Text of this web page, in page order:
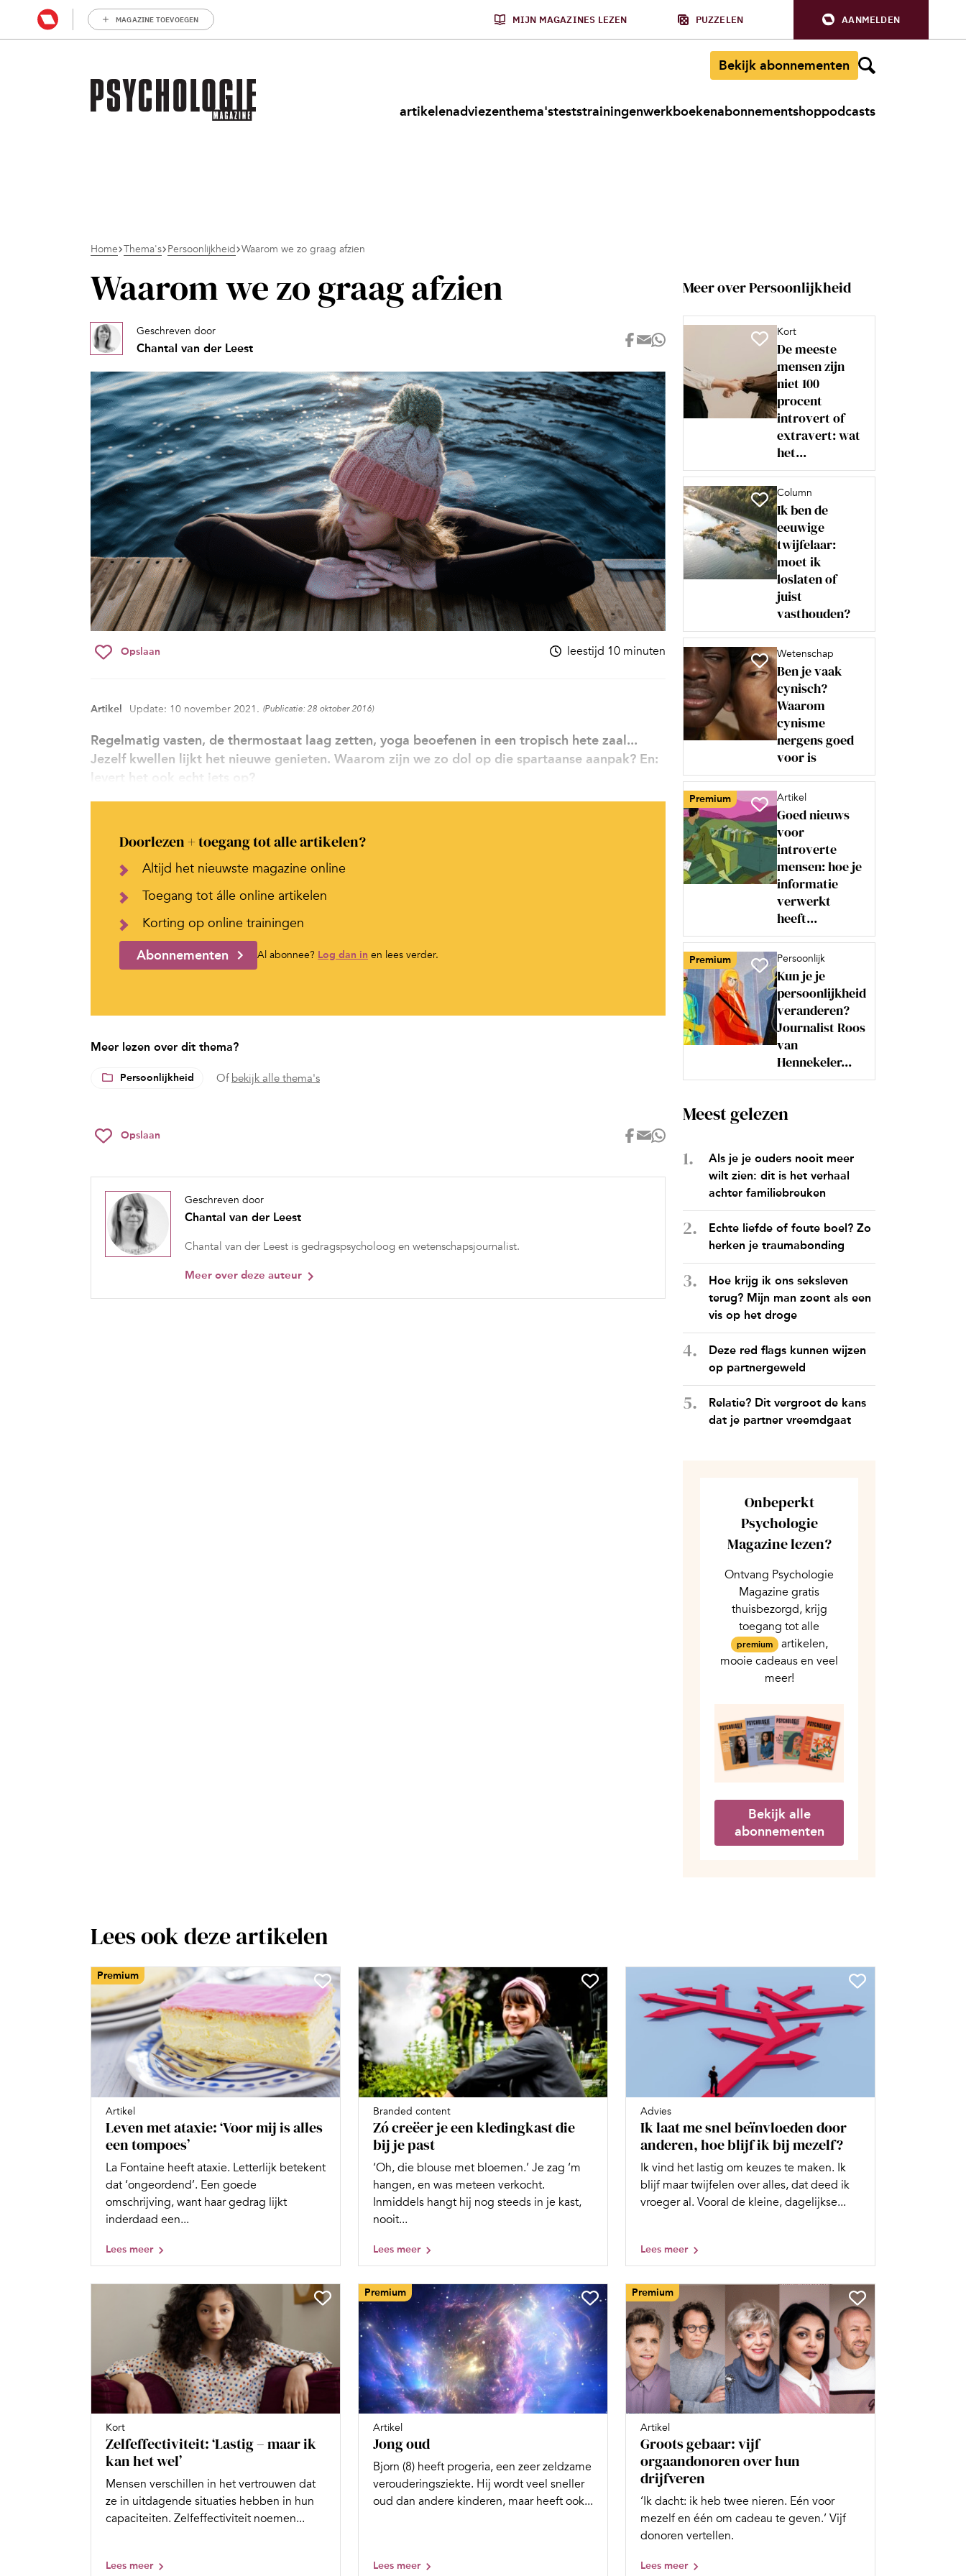
MAGAZINE TOEVOEGEN MIJN MAGAZINES LEZEN PUZZELEN AANMELDEN
Bekijk abonnementen
artikelenadviezenthema'steststrainingenwerkboekenabonnementshoppodcasts
Home Thema's Persoonlijkheid Waarom we zo graag afzien
Waarom we zo graag afzien
Geschreven door
Chantal van der Leest
Opslaan leestijd 10 minuten
Artikel Update: 10 november 2021. (Publicatie: 28 oktober 2016)
Regelmatig vasten, de thermostaat laag zetten, yoga beoefenen in een tropisch hete zaal...
Jezelf kwellen lijkt het nieuwe genieten. Waarom zijn we zo dol op die spartaanse aanpak? En:
levert het ook echt iets op?
Doorlezen + toegang tot alle artikelen?
Altijd het nieuwste magazine online
Toegang tot álle online artikelen
Korting op online trainingen
Abonnementen Al abonnee? Log dan in en lees verder.
Meer lezen over dit thema?
Persoonlijkheid Of bekijk alle thema's
Opslaan
Geschreven door
Chantal van der Leest
Chantal van der Leest is gedragspsycholoog en wetenschapsjournalist.
Meer over deze auteur
Meer over Persoonlijkheid
Kort
De meeste
mensen zijn
niet 100
procent
introvert of
extravert: wat
het...
Column
Ik ben de
eeuwige
twijfelaar:
moet ik
loslaten of
juist
vasthouden?
Wetenschap
Ben je vaak
cynisch?
Waarom
cynisme
nergens goed
voor is
Premium Artikel
Goed nieuws
voor
introverte
mensen: hoe je
informatie
verwerkt
heeft...
Premium Persoonlijk
Kun je je
persoonlijkheid
veranderen?
Journalist Roos
van
Hennekeler...
Meest gelezen
Als je je ouders nooit meer
wilt zien: dit is het verhaal
achter familiebreuken
Echte liefde of foute boel? Zo
herken je traumabonding
Hoe krijg ik ons seksleven
terug? Mijn man zoent als een
vis op het droge
Deze red flags kunnen wijzen
op partnergeweld
Relatie? Dit vergroot de kans
dat je partner vreemdgaat
Onbeperkt
Psychologie
Magazine lezen?
Ontvang Psychologie
Magazine gratis
thuisbezorgd, krijg
toegang tot alle
premium artikelen,
mooie cadeaus en veel
meer!
Bekijk alle
abonnementen
Lees ook deze artikelen
Premium
Artikel
Leven met ataxie: ‘Voor mij is alles
een tompoes’
La Fontaine heeft ataxie. Letterlijk betekent
dat ‘ongeordend’. Een goede
omschrijving, want haar gedrag lijkt
inderdaad een...
Lees meer
Branded content
Zó creëer je een kledingkast die
bij je past
‘Oh, die blouse met bloemen.’ Je zag ‘m
hangen, en was meteen verkocht.
Inmiddels hangt hij nog steeds in je kast,
nooit...
Lees meer
Advies
Ik laat me snel beïnvloeden door
anderen, hoe blijf ik bij mezelf?
Ik vind het lastig om keuzes te maken. Ik
blijf maar twijfelen over alles, dat deed ik
vroeger al. Vooral de kleine, dagelijkse...
Lees meer
Kort
Zelfeffectiviteit: ‘Lastig – maar ik
kan het wel’
Mensen verschillen in het vertrouwen dat
ze in uitdagende situaties hebben in hun
capaciteiten. Zelfeffectiviteit noemen...
Lees meer
Premium
Artikel
Jong oud
Bjorn (8) heeft progeria, een zeer zeldzame
verouderingsziekte. Hij wordt veel sneller
oud dan andere kinderen, maar heeft ook...
Lees meer
Premium
Artikel
Groots gebaar: vijf
orgaandonoren over hun
drijfveren
‘Ik dacht: ik heb twee nieren. Eén voor
mezelf en één om cadeau te geven.’ Vijf
donoren vertellen.
Lees meer